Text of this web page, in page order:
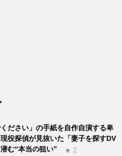
ください」の手紙を自作自演する卑
役探偵が見抜いた「妻子を探すDV
む“本当の狙い”
★ 2